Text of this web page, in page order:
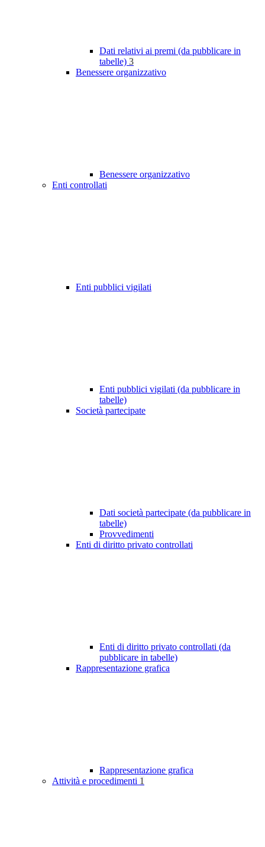
Dati relativi ai premi (da pubblicare in
tabelle) 3
Benessere organizzativo
Benessere organizzativo
Enti controllati
Enti pubblici vigilati
Enti pubblici vigilati (da pubblicare in
tabelle)
Società partecipate
Dati società partecipate (da pubblicare in
tabelle)
Provvedimenti
Enti di diritto privato controllati
Enti di diritto privato controllati (da
pubblicare in tabelle)
Rappresentazione grafica
Rappresentazione grafica
Attività e procedimenti 1